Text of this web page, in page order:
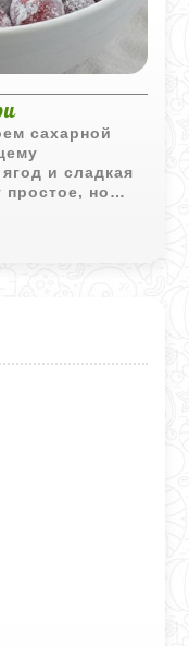
сахарной
и сладкая
простое, но